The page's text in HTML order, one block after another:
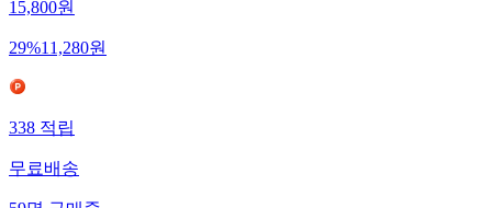
15,800원
29%11,280원
338적립
무료배송